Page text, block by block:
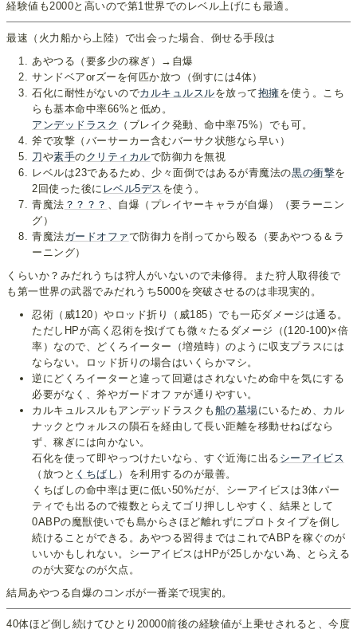
経験値も2000と高いので第1世界でのレベル上げにも最適。
最速（火力船から上陸）で出会った場合、倒せる手段は
あやつる（要多少の稼ぎ）→自爆
サンドベアorズーを何匹か放つ（倒すには4体）
石化に耐性がないのでカルキュルスルを放って抱擁を使う。こち
らも基本命中率66%と低め。
アンデッドラスク
（ブレイク発動、命中率75%）でも可。
斧で攻撃（バーサーカー含むバーサク状態なら早い）
刀や素手のクリティカルで防御力を無視
レベルは23であるため、少々面倒ではあるが青魔法の黒の衝撃を
2回使った後に レベル5デス を使う。
青魔法 ？？？？
、自爆（プレイヤーキャラが自爆）（要ラーニン
グ）
青魔法ガードオファで防御力を削ってから殴る（要あやつる＆ラ
ーニング）
くらいか？みだれうちは狩人がいないので未修得。また狩人取得後で
も第一世界の武器でみだれうち5000を突破させるのは非現実的。
忍術（威120）やロッド折り（威185）でも一応ダメージは通る。
ただしHPが高く忍術を投げても微々たるダメージ（(120-100)×倍
率）なので、どくろイーター（増殖時）のように収支プラスには
ならない。ロッド折りの場合はいくらかマシ。
逆にどくろイーターと違って回避はされないため命中を気にする
必要がなく、斧やガードオファが通りやすい。
カルキュルスルもアンデッドラスクも 船の墓場にいるため、カル
ナックとウォルスの隕石を経由して長い距離を移動せねばなら
ず、稼ぎには向かない。
石化を使って即やっつけたいなら、すぐ近海に出る シーアイビス
（放つと くちばし ）を利用するのが最善。
くちばしの命中率は更に低い50%だが、シーアイビスは3体パー
ティでも出るので複数とらえてゴリ押ししやすく、結果として
0ABPの魔獣使いでも島からさほど離れずにプロトタイプを倒し
続けることができる。あやつる習得まではこれでABPを稼ぐのが
いいかもしれない。シーアイビスはHPが25しかない為、とらえる
のが大変なのが欠点。
結局あやつる自爆のコンボが一番楽で現実的。
40体ほど倒し続けてひとり20000前後の経験値が上乗せされると、今度